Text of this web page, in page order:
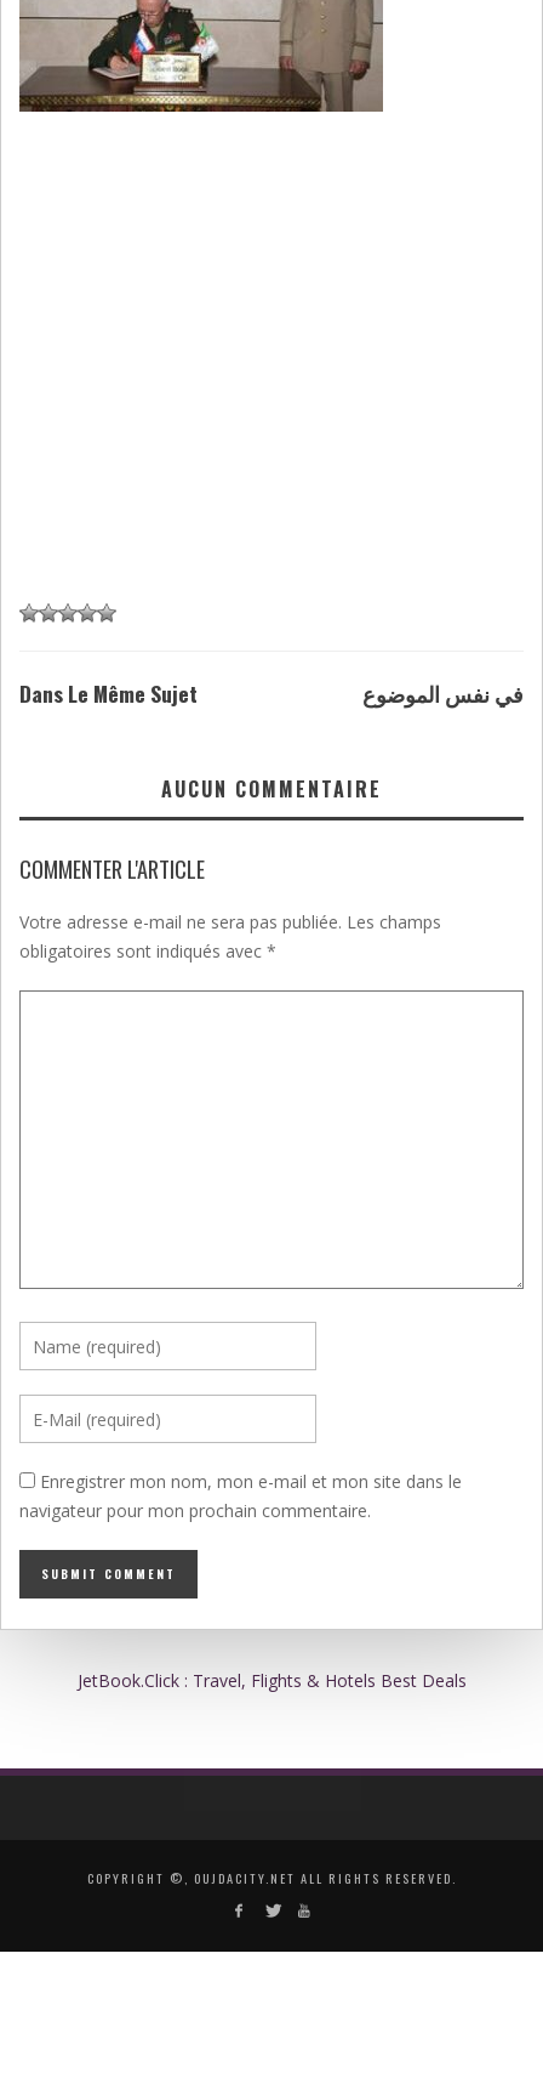
Dans Le Même Sujet في نفس الموضوع
AUCUN COMMENTAIRE
COMMENTER L'ARTICLE
Votre adresse e-mail ne sera pas publiée. Les champs
obligatoires sont indiqués avec *
Enregistrer mon nom, mon e-mail et mon site dans le
navigateur pour mon prochain commentaire.
JetBook.Click : Travel, Flights & Hotels Best Deals
COPYRIGHT ©, OUJDACITY.NET ALL RIGHTS RESERVED.